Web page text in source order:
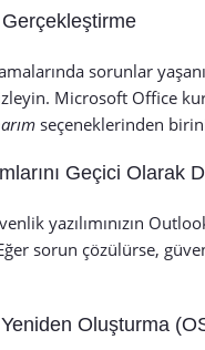
Gerçekleştirme
sorunlar
Microsoft Office
seçeneklerinden
Geçici Olarak
yazılımınızın
sorun çözülürse,
Yeniden Oluşturma